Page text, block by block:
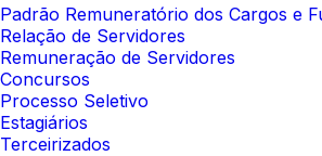
Padrão Remuneratório dos Cargos e
Relação de Servidores
Remuneração de Servidores
Concursos
Processo Seletivo
Estagiários
Terceirizados